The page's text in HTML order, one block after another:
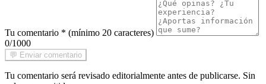
Tu comentario * (mínimo 20 caracteres)
0/1000
💬 Enviar comentario
Tu comentario será revisado editorialmente antes de publicarse. Sin